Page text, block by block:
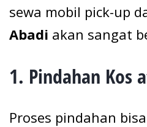
sewa mobil pick-up
Abadi akan sangat
1. Pindahan Kos
Proses pindahan